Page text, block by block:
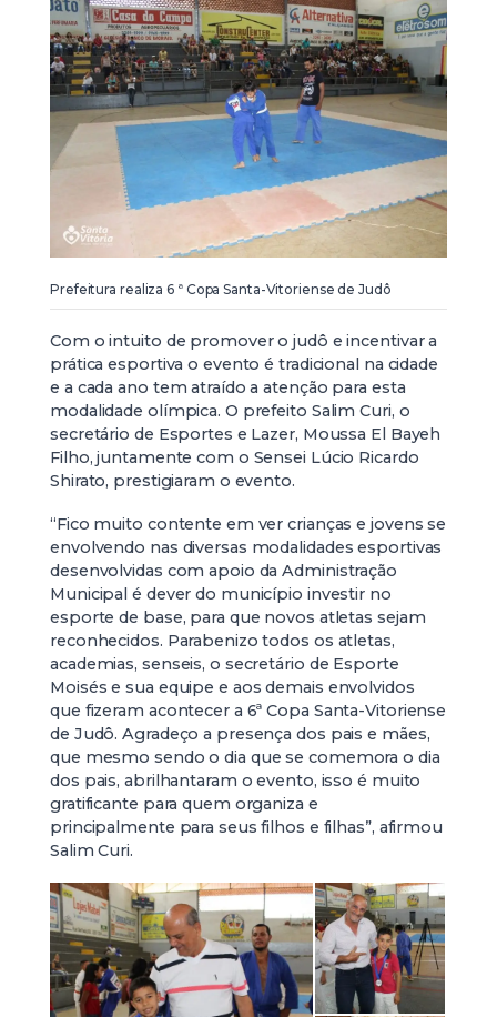
Prefeitura realiza 6 ª Copa Santa-Vitoriense de Judô
Com o intuito de promover o judô e incentivar a
prática esportiva o evento é tradicional na cidade
e a cada ano tem atraído a atenção para esta
modalidade olímpica. O prefeito Salim Curi, o
secretário de Esportes e Lazer, Moussa El Bayeh
Filho, juntamente com o Sensei Lúcio Ricardo
Shirato, prestigiaram o evento.
“Fico muito contente em ver crianças e jovens se
envolvendo nas diversas modalidades esportivas
desenvolvidas com apoio da Administração
Municipal é dever do município investir no
esporte de base, para que novos atletas sejam
reconhecidos. Parabenizo todos os atletas,
academias, senseis, o secretário de Esporte
Moisés e sua equipe e aos demais envolvidos
que fizeram acontecer a 6ª Copa Santa-Vitoriense
de Judô. Agradeço a presença dos pais e mães,
que mesmo sendo o dia que se comemora o dia
dos pais, abrilhantaram o evento, isso é muito
gratificante para quem organiza e
principalmente para seus filhos e filhas”, afirmou
Salim Curi.